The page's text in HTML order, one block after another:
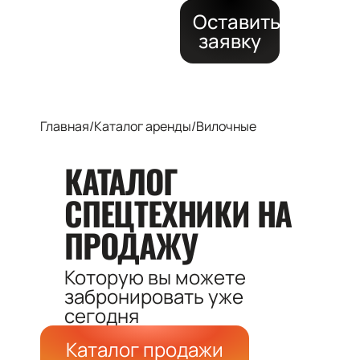
Оставить
заявку
Главная/Каталог аренды/Вилочные
КАТАЛОГ
СПЕЦТЕХНИКИ НА
ПРОДАЖУ
Которую вы можете
забронироватьуже
сегодня
Каталог продажи